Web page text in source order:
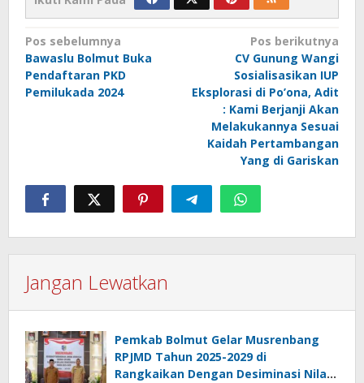
Navigasi
pos
Pos sebelumnya
Bawaslu Bolmut Buka
Pendaftaran PKD
Pemilukada 2024
Pos berikutnya
CV Gunung Wangi
Sosialisasikan IUP
Eksplorasi di Po’ona, Adit
: Kami Berjanji Akan
Melakukannya Sesuai
Kaidah Pertambangan
Yang di Gariskan
Jangan Lewatkan
Pemkab Bolmut Gelar Musrenbang
RPJMD Tahun 2025-2029 di
Rangkaikan Dengan Desiminasi Nilai